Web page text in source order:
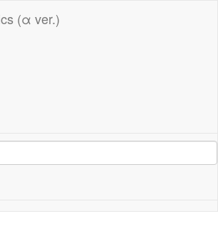
(α ver.)